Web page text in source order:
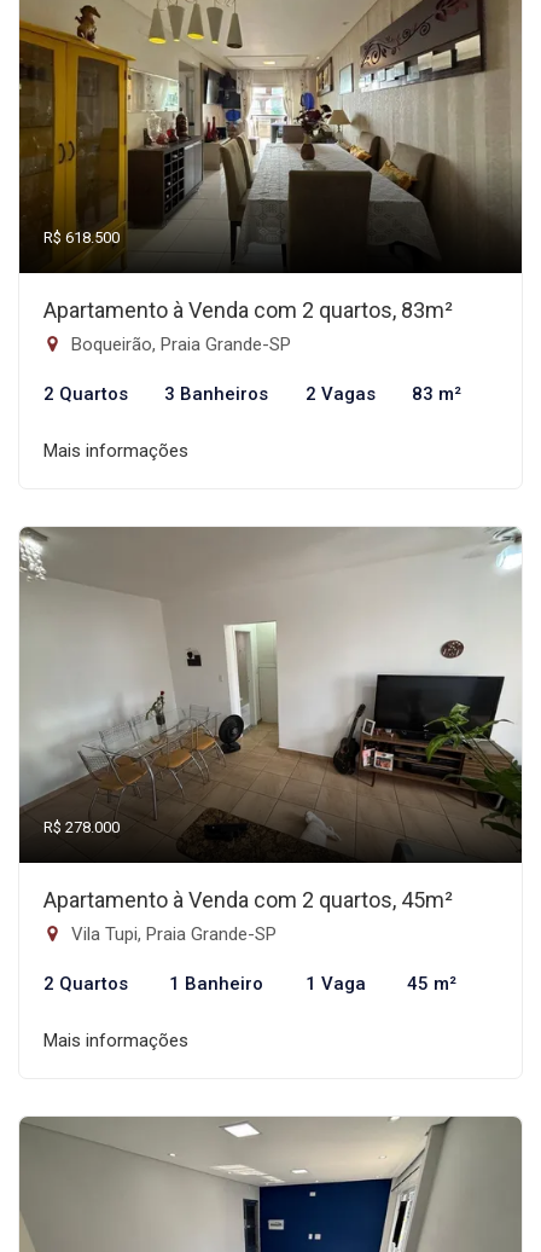
R$ 618.500
Apartamento à Venda com 2 quartos, 83m²
Boqueirão, Praia Grande-SP
2 Quartos 3 Banheiros 2 Vagas 83 m²
Mais informações
R$ 278.000
Apartamento à Venda com 2 quartos, 45m²
Vila Tupi, Praia Grande-SP
2 Quartos 1 Banheiro 1 Vaga 45 m²
Mais informações